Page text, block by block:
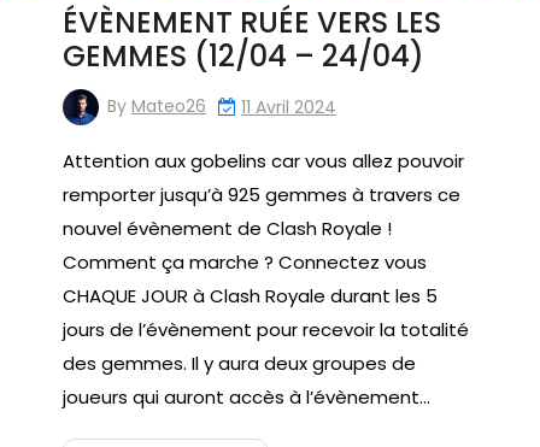
ÉVÈNEMENT RUÉE VERS LES
GEMMES (12/04 – 24/04)
By Mateo26 11 Avril 2024
Attention aux gobelins car vous allez pouvoir
remporter jusqu’à 925 gemmes à travers ce
nouvel évènement de Clash Royale !
Comment ça marche ? Connectez vous
CHAQUE JOUR à Clash Royale durant les 5
jours de l’évènement pour recevoir la totalité
des gemmes. Il y aura deux groupes de
joueurs qui auront accès à l’évènement…